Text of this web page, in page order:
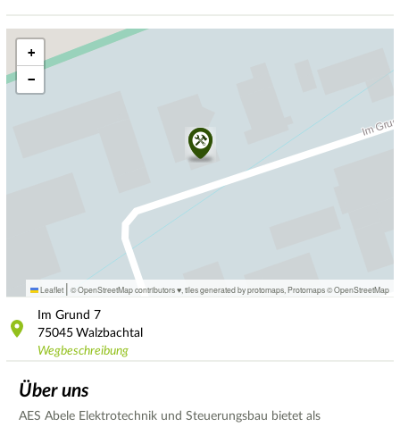
+
−
Leaflet | © OpenStreetMap contributors ♥, tiles generated by protomaps Protomaps©OpenStreetMap
Im Grund 7
75045 Walzbachtal
Wegbeschreibung
Über uns
AES Abele Elektrotechnik und Steuerungsbau bietet als